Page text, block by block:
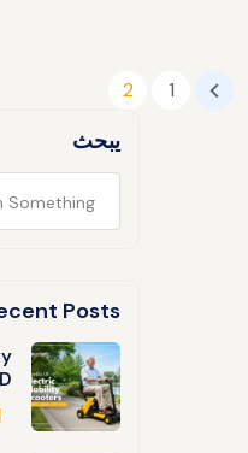
1
2
يبحث
Posts